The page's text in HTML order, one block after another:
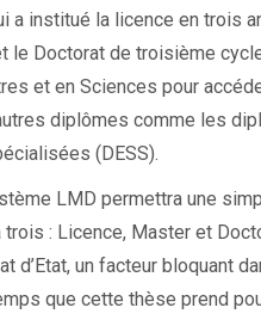
a institué la licence en trois
le Doctorat de troisième
et en Sciences pour
diplômes comme les
(DESS).
LMD permettra une
trois : Licence, Master et
d’Etat, un facteur bloquant
que cette thèse prend